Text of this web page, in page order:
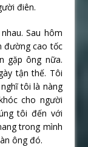
điên.
Sau hôm
đường cao tốc
gặp ông nữa.
tận thế. Tôi
tôi là nàng
cho người
tôi đến với
trong mình
ông đó.